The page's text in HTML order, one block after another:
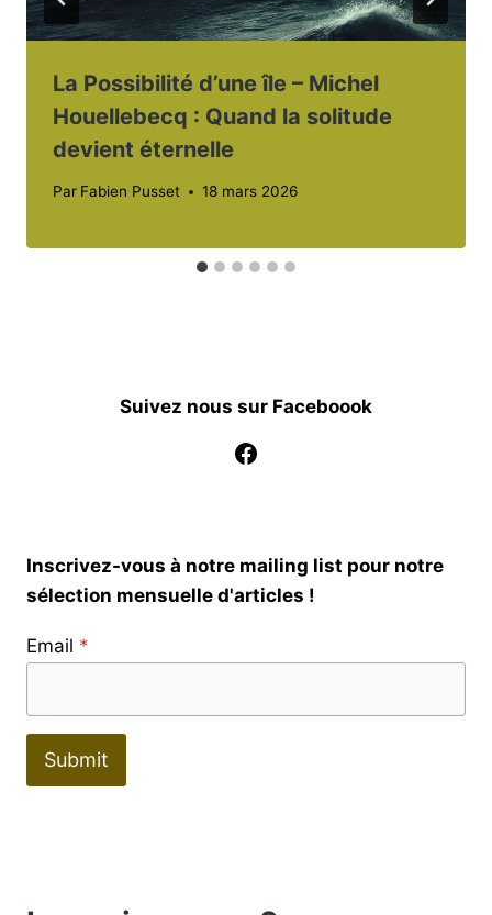
La Possibilité d’une île – Michel
Houellebecq : Quand la solitude
devient éternelle
Par Fabien Pusset 18 mars 2026
Suivez nous sur Faceboook
Facebook
Inscrivez-vous à notre mailing list pour notre
sélection mensuelle d'articles !
Email *
Submit